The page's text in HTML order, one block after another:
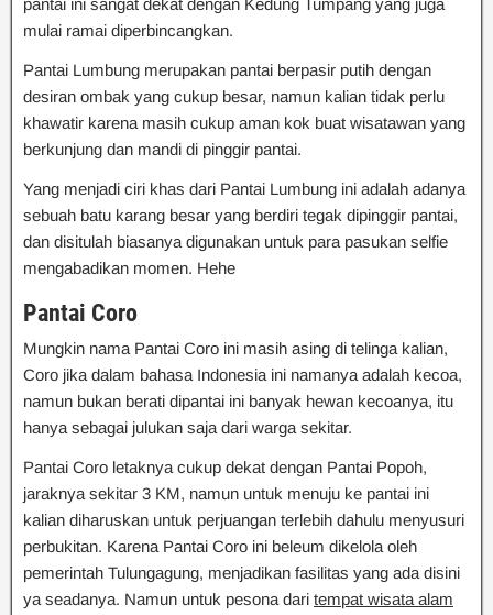
pantai ini sangat dekat dengan Kedung Tumpang yang juga
mulai ramai diperbincangkan.
Pantai Lumbung merupakan pantai berpasir putih dengan
desiran ombak yang cukup besar, namun kalian tidak perlu
khawatir karena masih cukup aman kok buat wisatawan yang
berkunjung dan mandi di pinggir pantai.
Yang menjadi ciri khas dari Pantai Lumbung ini adalah adanya
sebuah batu karang besar yang berdiri tegak dipinggir pantai,
dan disitulah biasanya digunakan untuk para pasukan selfie
mengabadikan momen. Hehe
Pantai Coro
Mungkin nama Pantai Coro ini masih asing di telinga kalian,
Coro jika dalam bahasa Indonesia ini namanya adalah kecoa,
namun bukan berati dipantai ini banyak hewan kecoanya, itu
hanya sebagai julukan saja dari warga sekitar.
Pantai Coro letaknya cukup dekat dengan Pantai Popoh,
jaraknya sekitar 3 KM, namun untuk menuju ke pantai ini
kalian diharuskan untuk perjuangan terlebih dahulu menyusuri
perbukitan. Karena Pantai Coro ini beleum dikelola oleh
pemerintah Tulungagung, menjadikan fasilitas yang ada disini
ya seadanya. Namun untuk pesona dari tempat wisata alam